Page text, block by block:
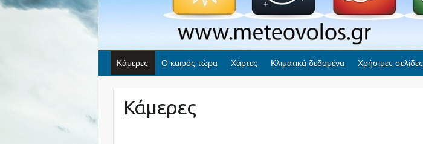
Κάμερες Ο καιρός τώρα Χάρτες Κλιματικά δεδομένα Χρήσιμες σελίδες
Κάμερες